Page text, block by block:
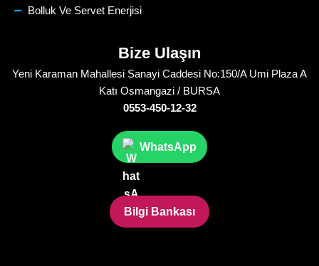
Bolluk Ve Servet Enerjisi
Bize Ulaşın
Yeni Karaman Mahallesi Sanayi Caddesi No:150/A Umi Plaza A
Katı Osmangazi / BURSA
0553-450-12-32
WhatsApp
Bilgi Bankası